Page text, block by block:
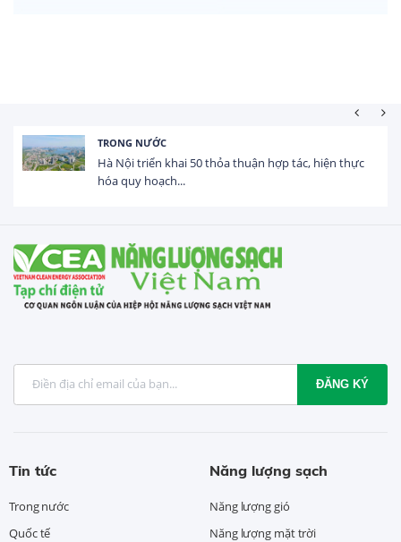
tác, hiện thực
Tổng vốn FDI đăng ký vào Việt
ĐĂNG KÝ
Tin tức
Trong nước
Quốc tế
Năng lượng sạch
Năng lượng gió
Năng lượng mặt trời